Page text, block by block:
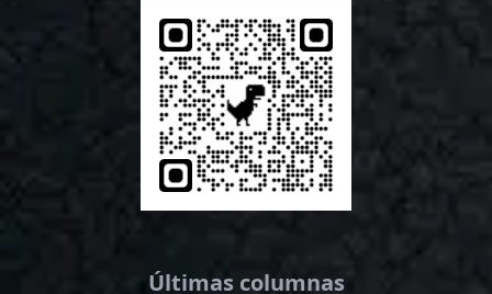
Últimas columnas